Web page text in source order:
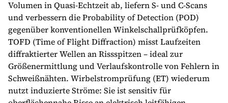
Volumen in Quasi-Echtzeit ab, liefern S- und C-Scans
und verbessern die Probability of Detection (POD)
gegenüber konventionellen Winkelschallprüfköpfen.
TOFD (Time of Flight Diffraction) misst Laufzeiten
diffraktierter Wellen an Rissspitzen – ideal zur
Größenermittlung und Verlaufskontrolle von Fehlern in
Schweißnähten. Wirbelstromprüfung (ET) wiederum
nutzt induzierte Ströme: Sie ist sensitiv für